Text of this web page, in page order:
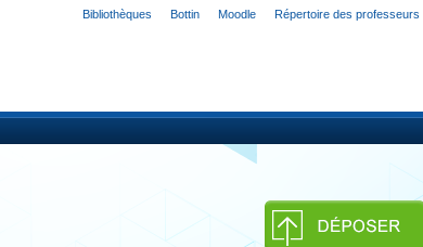
Bibliothèques Bottin Moodle Répertoire des professeurs